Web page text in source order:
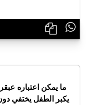

ما يمكن اعتباره
يكبر الطفل يختفي